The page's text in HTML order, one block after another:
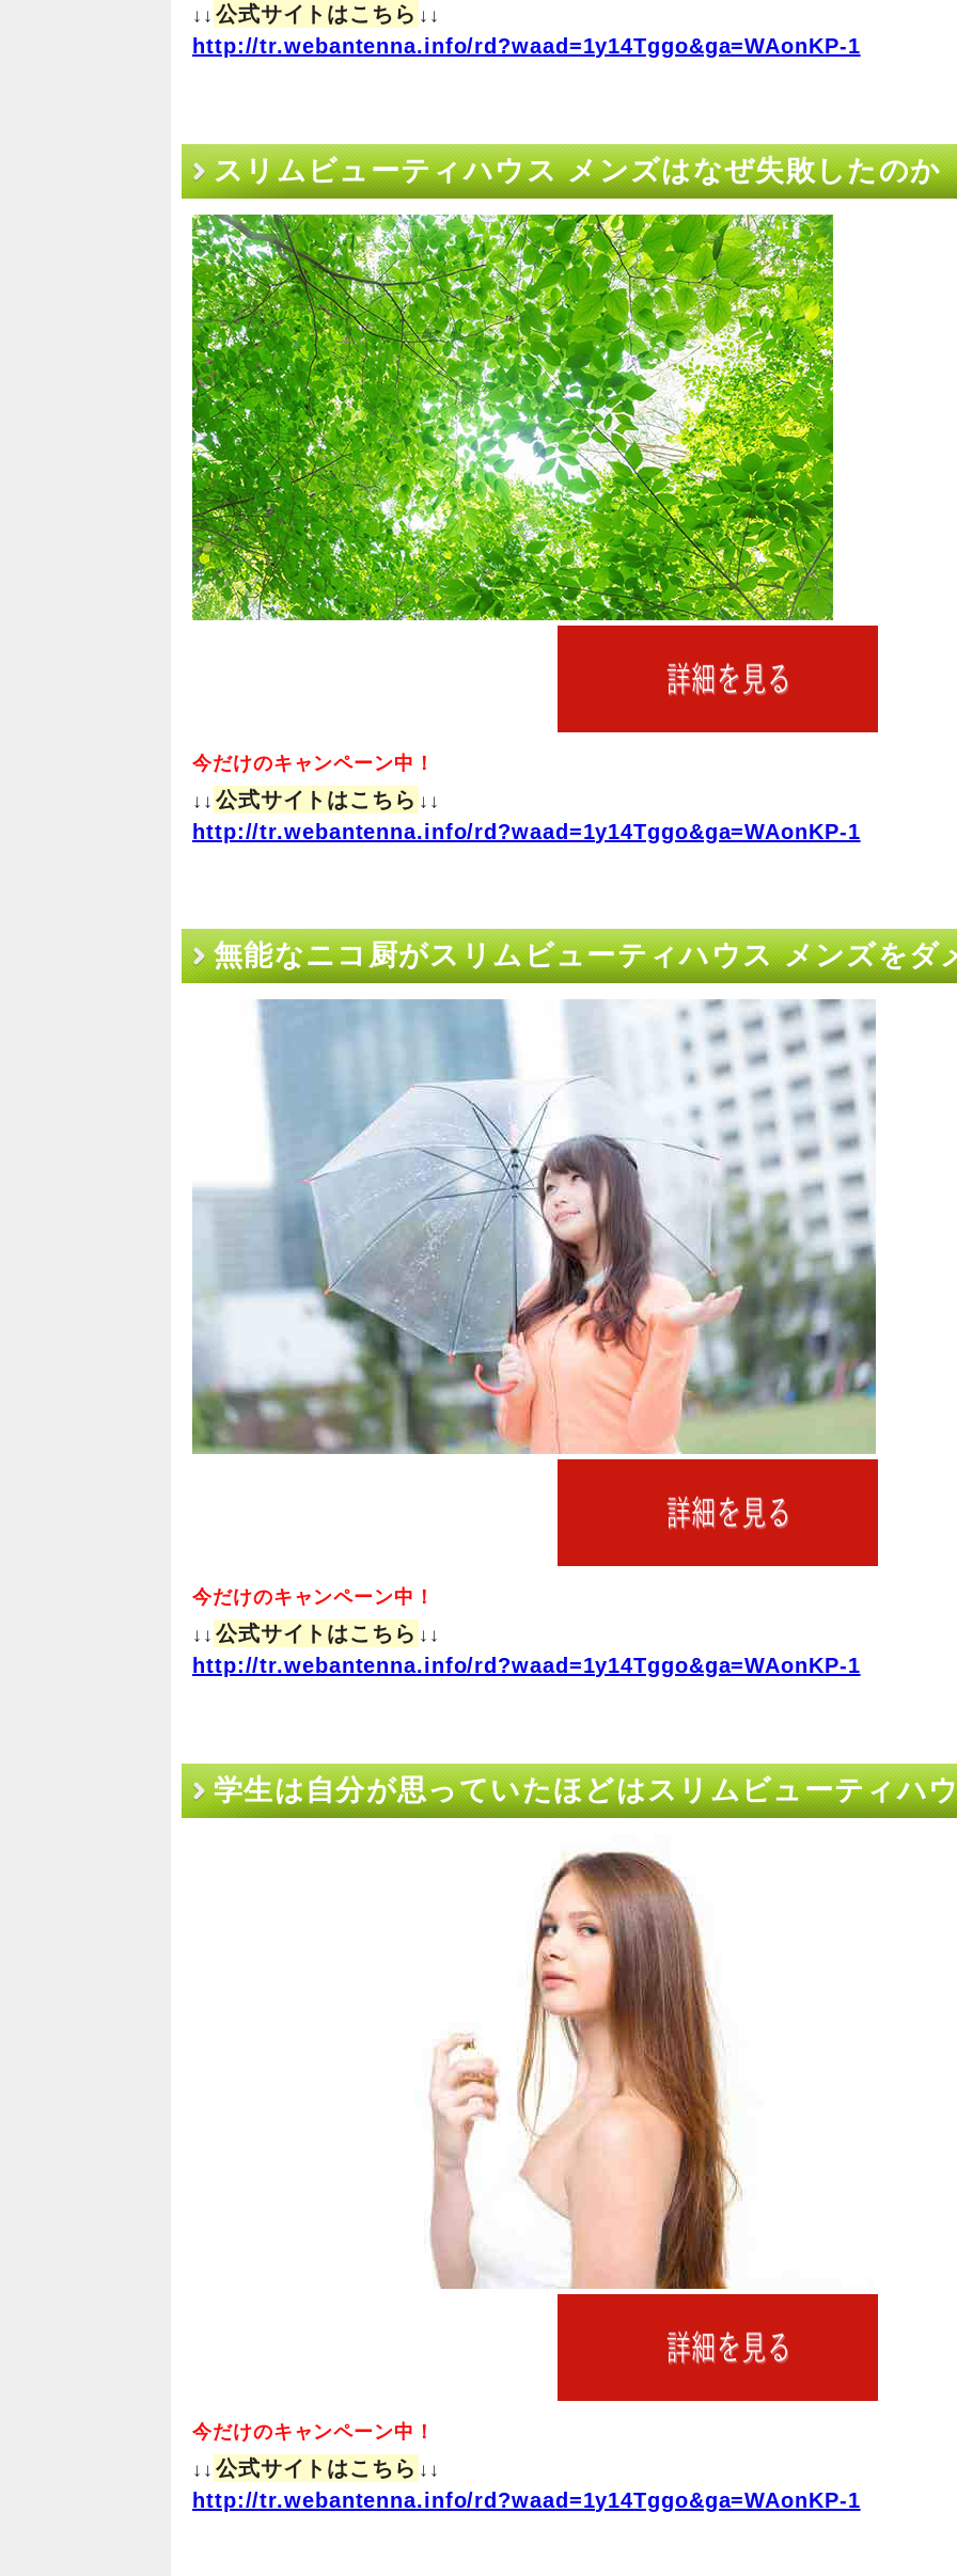
↓↓ 公式サイトはこちら ↓↓
http://tr.webantenna.info/rd?waad=1y14Tggo&ga=WAonKP-1
スリムビューティハウス メンズはなぜ失敗したのか
今だけのキャンペーン中！
↓↓ 公式サイトはこちら ↓↓
http://tr.webantenna.info/rd?waad=1y14Tggo&ga=WAonKP-1
無能なニコ厨がスリムビューティハウス メンズをダ
今だけのキャンペーン中！
↓↓ 公式サイトはこちら ↓↓
http://tr.webantenna.info/rd?waad=1y14Tggo&ga=WAonKP-1
学生は自分が思っていたほどはスリムビューティハ
今だけのキャンペーン中！
↓↓ 公式サイトはこちら ↓↓
http://tr.webantenna.info/rd?waad=1y14Tggo&ga=WAonKP-1